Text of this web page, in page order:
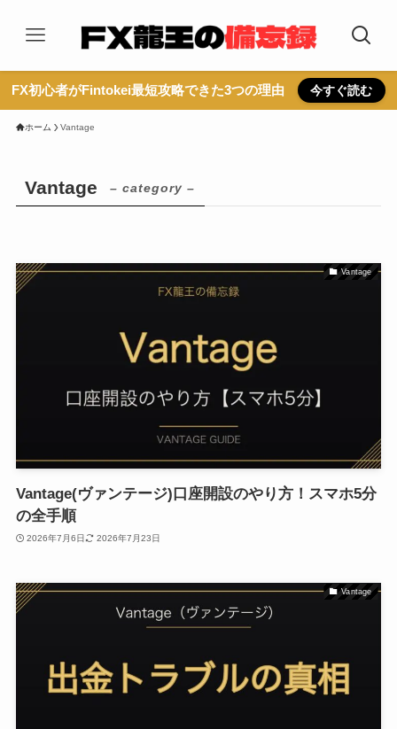
FX初心者がFintokei最短攻略できた3つの理由 今すぐ読む
ホーム Vantage
Vantage – category –
Vantage
Vantage(ヴァンテージ)口座開設のやり方！スマホ5分
の全手順
2026年7月6日 2026年7月23日
Vantage